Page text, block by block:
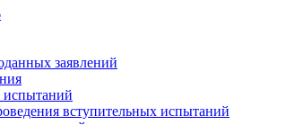
заявлений
испытаний
вступительных испытаний